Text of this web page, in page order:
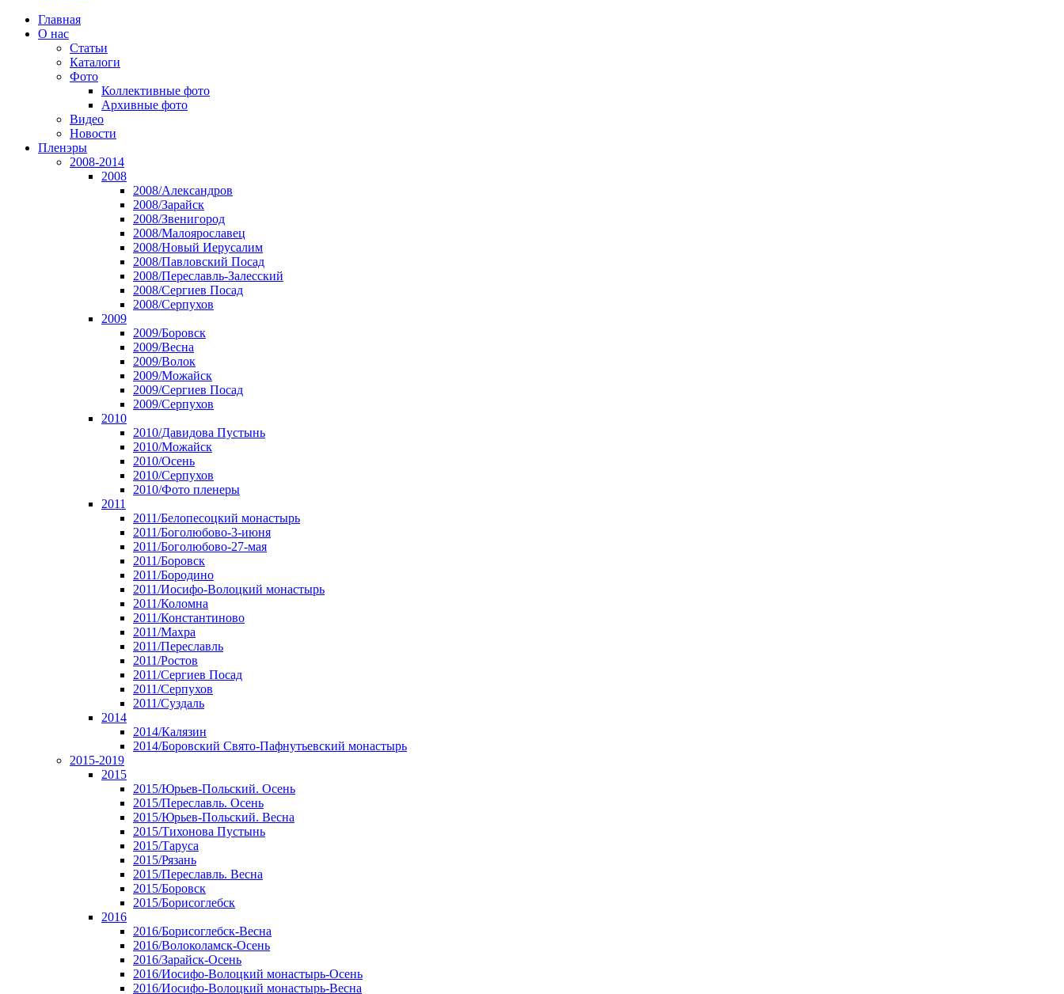
Главная
О нас
Статьи
Каталоги
Фото
Коллективные фото
Архивные фото
Видео
Новости
Пленэры
2008-2014
2008
2008/Александров
2008/Зарайск
2008/Звенигород
2008/Малоярославец
2008/Новый Иерусалим
2008/Павловский Посад
2008/Переславль-Залесский
2008/Сергиев Посад
2008/Серпухов
2009
2009/Боровск
2009/Весна
2009/Волок
2009/Можайск
2009/Сергиев Посад
2009/Серпухов
2010
2010/Давидова Пустынь
2010/Можайск
2010/Осень
2010/Серпухов
2010/Фото пленеры
2011
2011/Белопесоцкий монастырь
2011/Боголюбово-3-июня
2011/Боголюбово-27-мая
2011/Боровск
2011/Бородино
2011/Иосифо-Волоцкий монастырь
2011/Коломна
2011/Константиново
2011/Махра
2011/Переславль
2011/Ростов
2011/Сергиев Посад
2011/Серпухов
2011/Суздаль
2014
2014/Калязин
2014/Боровский Свято-Пафнутьевский монастырь
2015-2019
2015
2015/Юрьев-Польский. Осень
2015/Переславль. Осень
2015/Юрьев-Польский. Весна
2015/Тихонова Пустынь
2015/Таруса
2015/Рязань
2015/Переславль. Весна
2015/Боровск
2015/Борисоглебск
2016
2016/Борисоглебск-Весна
2016/Волоколамск-Осень
2016/Зарайск-Осень
2016/Иосифо-Волоцкий монастырь-Осень
2016/Иосифо-Волоцкий монастырь-Весна